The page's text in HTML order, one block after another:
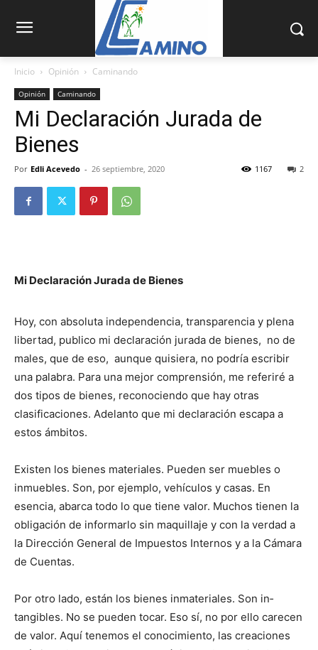
Inicio Opinión Caminando
Opinión Caminando
Mi Declaración Jurada de
Bienes
Por Edli Acevedo - 26 septiembre, 2020 2
1167
Mi Declaración Jurada de Bienes
Hoy, con absoluta independencia, transparencia y plena
libertad, publico mi declaración jurada de bienes, no de
males, que de eso, aunque quisiera, no podría escribir
una palabra. Para una mejor comprensión, me re­feriré a
dos tipos de bienes, reconociendo que hay otras
clasificaciones. Adelanto que mi declaración escapa a
estos ámbitos.
Existen los bienes mate­riales. Pueden ser muebles o
inmuebles. Son, por ejemplo, vehículos y casas. En
esencia, abarca todo lo que tiene valor. Muchos tienen la
obli­gación de informarlo sin ma­quillaje y con la verdad a
la Dirección General de Im­puestos Internos y a la Cá­mara
de Cuentas.
Por otro lado, están los bienes inmateriales. Son in­
tangibles. No se pueden to­car. Eso sí, no por ello carecen
de valor. Aquí tenemos el conocimiento, las creacio­nes